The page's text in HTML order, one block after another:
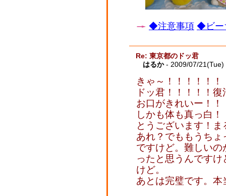
◆注意事項 ◆ビー
Re: 東京都のドッ君
はるか- 2009/07/
きゃ～！！！！！
ドッ君！！！！！
お口がきれいー！！
しかも体も真っ白
とうございます！
あれ？でももうち
ですけど。難しい
ったと思うんです
けど。
あとは完璧です。